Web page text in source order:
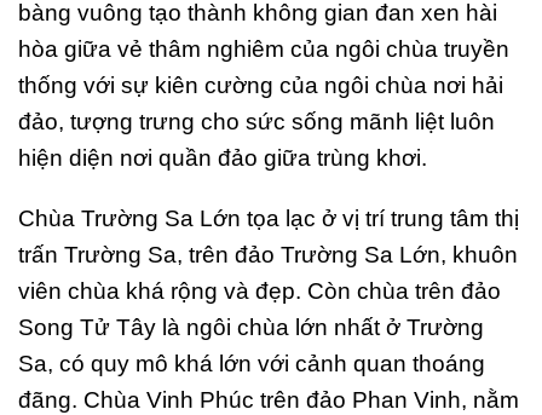
bàng vuông tạo thành không gian đan xen hài
hòa giữa vẻ thâm nghiêm của ngôi chùa truyền
thống với sự kiên cường của ngôi chùa nơi hải
đảo, tượng trưng cho sức sống mãnh liệt luôn
hiện diện nơi quần đảo giữa trùng khơi.
Chùa Trường Sa Lớn tọa lạc ở vị trí trung tâm thị
trấn Trường Sa, trên đảo Trường Sa Lớn, khuôn
viên chùa khá rộng và đẹp. Còn chùa trên đảo
Song Tử Tây là ngôi chùa lớn nhất ở Trường
Sa, có quy mô khá lớn với cảnh quan thoáng
đãng. Chùa Vinh Phúc trên đảo Phan Vinh, nằm